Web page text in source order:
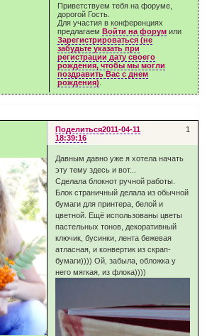
Приветствуем тебя на форуме,
дорогой Гость.
Для участия в конференциях
предлагаемВойти на форум или
Зарегистрироваться (не
забудьте указать при
регистрации дату своего
рождения, чтобы мы могли
поздравить Вас с днем
рождения)
Поделиться 1
2011-04-11
18:39:16
Давным давно уже я хотела начать
эту тему здесь и вот...
Сделала блокнот ручной работы.
Блок страничный делала из обычной
бумаги для принтера, белой и
цветной. Ещё использованы цветы
пастельных тонов, декоративный
ключик, бусинки, лента бежевая
атласная, и конвертик из скрап-
бумаги)))) Ой, забыла, обложка у
него мягкая, из флока))))